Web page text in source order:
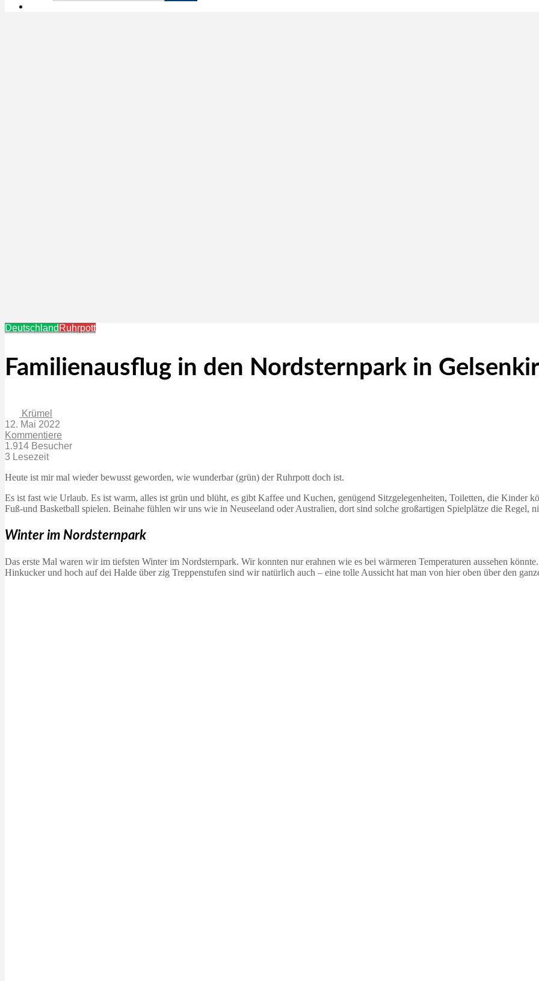
Deutschland Ruhrpott
Familienausflug in den Nordsternpark in
Krümel
12. Mai 2022
Kommentiere
1.914 Besucher
3 Lesezeit
Heute ist mir mal wieder bewusst geworden, wie wunderbar (grün) der Ruhrpott doch ist.
Es ist fast wie Urlaub. Es ist warm, alles ist grün und blüht, es gibt Kaffee und Kuchen, genügend Sitzgelegenheiten, Toiletten, die Kinder
Fuß-und Basketball spielen. Beinahe fühlen wir uns wie in Neuseeland oder Australien, dort sind solche großartigen Spielplätze die Regel,
Winter im Nordsternpark
Das erste Mal waren wir im tiefsten Winter im Nordsternpark. Wir konnten nur erahnen wie es bei wärmeren Temperaturen aussehen
Hinkucker und hoch auf dei Halde über zig Treppenstufen sind wir natürlich auch – eine tolle Aussicht hat man von hier oben über den